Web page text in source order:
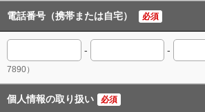
電話番号（携帯または自宅） 必須
- -
7890）
個人情報の取り扱い 必須